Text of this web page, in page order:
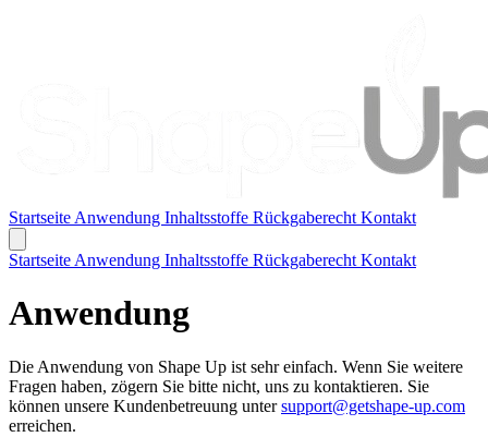
Startseite Anwendung Inhaltsstoffe Rückgaberecht Kontakt
Startseite Anwendung Inhaltsstoffe Rückgaberecht Kontakt
Anwendung
Die Anwendung von Shape Up ist sehr einfach. Wenn Sie weitere
Fragen haben, zögern Sie bitte nicht, uns zu kontaktieren. Sie
können unsere Kundenbetreuung untersupport@getshape-up.com
erreichen.